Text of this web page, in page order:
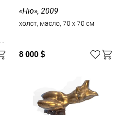
«Ню», 2009
холст, масло, 70 x 70 см
8 000 $